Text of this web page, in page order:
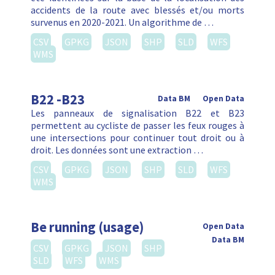
accidents de la route avec blessés et/ou morts
survenus en 2020-2021. Un algorithme de …
CSV
GPKG JSON SHP SLD
WFS
WMS
B22 -B23 Open Data
Data BM
Les panneaux de signalisation B22 et B23
permettent au cycliste de passer les feux rouges à
une intersections pour continuer tout droit ou à
droit. Les données sont une extraction …
CSV
GPKG JSON SHP SLD
WFS
WMS
Be running (usage)
Open Data
Data BM
CSV GPKG JSON
SHP
SLD
WFS WMS